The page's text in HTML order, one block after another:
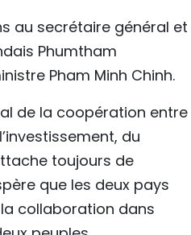
au secrétaire général et
Phumtham
Pham Minh Chinh.
de la coopération entre
du
toujours de
que les deux pays
collaboration dans